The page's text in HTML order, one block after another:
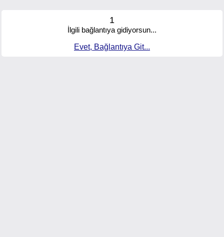
1
İlgili bağlantıya gidiyorsun...
Evet, Bağlantıya Git...